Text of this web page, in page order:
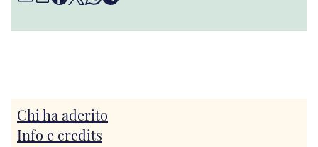
Chi ha aderito
Info e credits